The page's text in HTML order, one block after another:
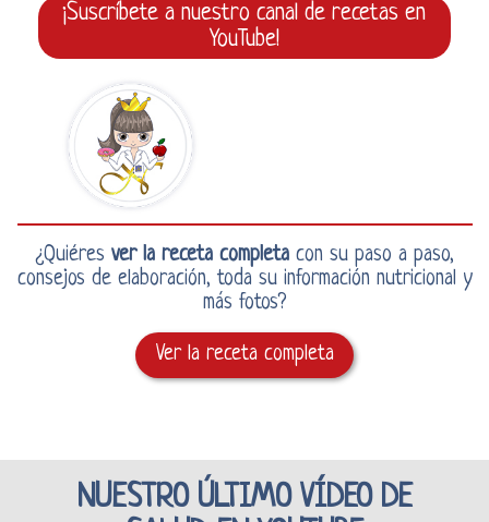
¡Suscríbete a nuestro canal de recetas en
YouTube!
¿Quiéres ver la receta completacon su paso a paso,
consejos de elaboración, toda su información nutricional y
más fotos?
Ver la receta completa
NUESTRO ÚLTIMO VÍDEO DE